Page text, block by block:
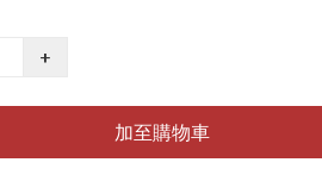
+
加至購物車